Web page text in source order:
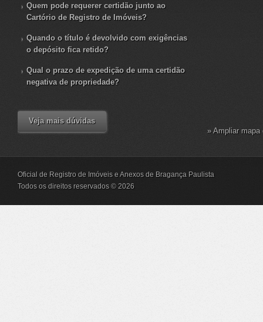
Quem pode requerer certidão junto ao
Cartório de Registro de Imóveis?
Quando o título é devolvido com exigências
o depósito fica retido?
Qual o prazo de expedição de uma certidão
negativa de propriedade?
Veja mais dúvidas
» Ampliar
Oficial de Registro de Imóveis e Anexos de Bragança Paulista
Todos os direitos reservados © 2026